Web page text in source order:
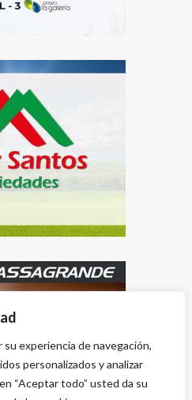
experiencia de navegación,
personalizados y analizar
“Aceptar todo” usted da su